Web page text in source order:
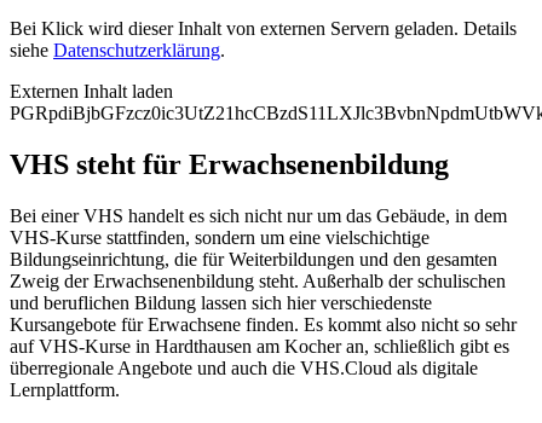
Bei Klick wird dieser Inhalt von externen Servern geladen. Details
siehe Datenschutzerklärung.
Externen Inhalt laden
VHS steht für Erwachsenenbildung
Bei einer VHS handelt es sich nicht nur um das Gebäude, in dem
VHS-Kurse stattfinden, sondern um eine vielschichtige
Bildungseinrichtung, die für Weiterbildungen und den gesamten
Zweig der Erwachsenenbildung steht. Außerhalb der schulischen
und beruflichen Bildung lassen sich hier verschiedenste
Kursangebote für Erwachsene finden. Es kommt also nicht so sehr
auf VHS-Kurse in Hardthausen am Kocher an, schließlich gibt es
überregionale Angebote und auch die VHS.Cloud als digitale
Lernplattform.